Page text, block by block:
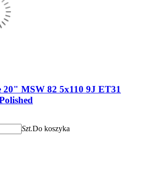
20" MSW 82 5x110 9J ET31
Szt.Do koszyka